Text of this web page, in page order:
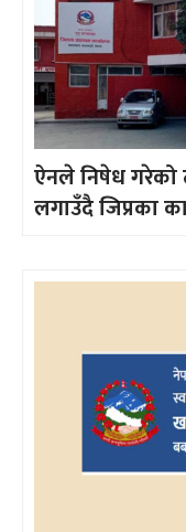
ऐनले निषेध गरेको
लगाउँदै जिप्रका